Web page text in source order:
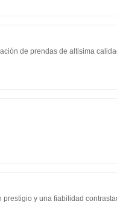
de prendas de altisima
prestigio y una fiabilidad